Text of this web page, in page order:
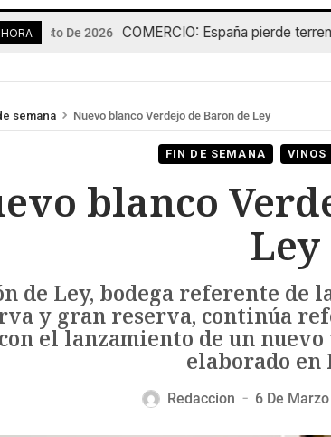
De 2026 COMERCIO: España pierde terreno
semana Nuevo blanco Verdejo de Baron de Ley
FIN DE SEMANA VINOS
blanco
Ley
de Ley, bodega referente de
y gran reserva, continúa
con el lanzamiento de un
elaborado en
Redaccion — 6 De